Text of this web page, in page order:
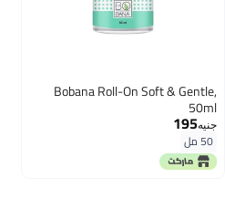
Bobana Roll-On Soft & Gentle,
50ml
جنيه195
50 مل